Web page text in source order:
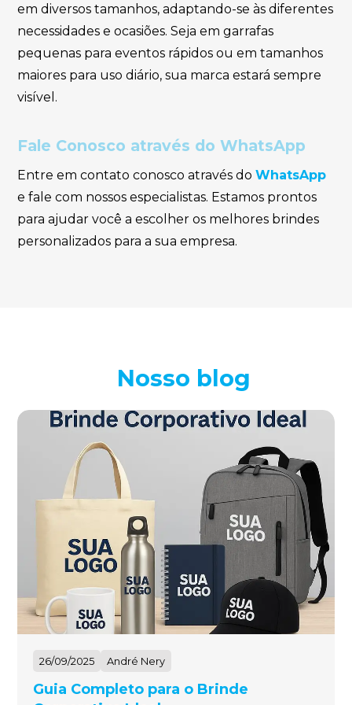
em diversos tamanhos, adaptando-se às diferentes
necessidades e ocasiões. Seja em garrafas
pequenas para eventos rápidos ou em tamanhos
maiores para uso diário, sua marca estará sempre
visível.
Fale Conosco através do WhatsApp
Entre em contato conosco através doWhatsApp
e fale com nossos especialistas. Estamos prontos
para ajudar você a escolher os melhores brindes
personalizados para a sua empresa.
Nosso blog
26/09/2025 André Nery
Guia Completo para o Brinde